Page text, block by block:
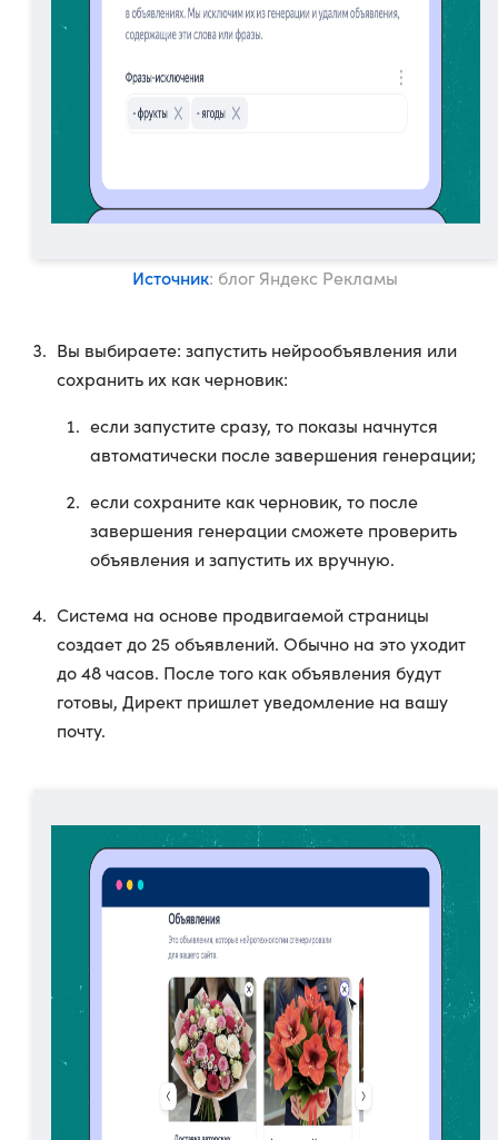
Источник: блог Яндекс Рекламы
Вы выбираете: запустить нейрообъявления или
сохранить их как черновик:
если запустите сразу, то показы начнутся
автоматически после завершения генерации;
если сохраните как черновик, то после
завершения генерации сможете проверить
объявления и запустить их вручную.
Система на основе продвигаемой страницы
создает до 25 объявлений. Обычно на это уходит
до 48 часов. После того как объявления будут
готовы, Директ пришлет уведомление на вашу
почту.